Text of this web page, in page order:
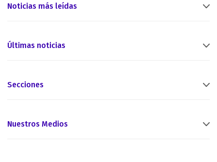
Noticias más leídas
Últimas noticias
Secciones
Nuestros Medios